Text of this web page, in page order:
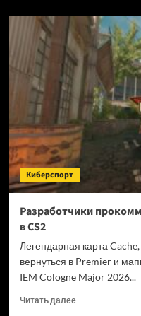
Новая
MMORPG
Guild
Wars
3
близка
к
тысячам
в
Steam
Киберспорт
Разработчики
в CS2
Легендарная карта
вернуться в Premier и
IEM Cologne Major 2026...
Читать далееПрочитать